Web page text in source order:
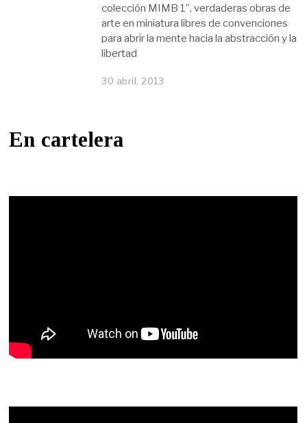
colección MIMB 1”, verdaderas obras de
arte en miniatura libres de convenciones
para abrir la mente hacia la abstracción y la
libertad
30 abril, 2013
En cartelera